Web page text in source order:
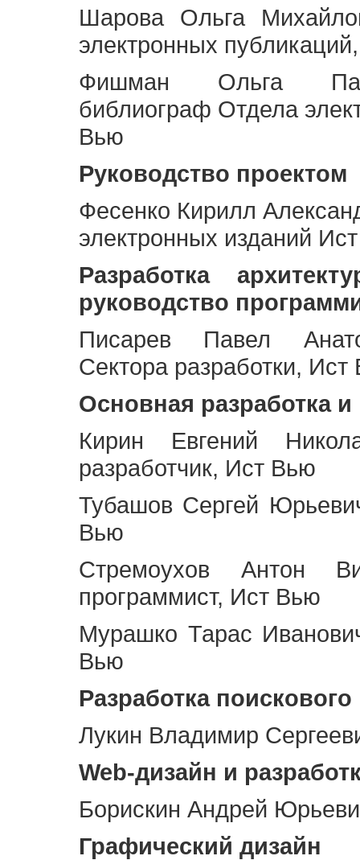
Шарова Ольга
электронных
Фишман Ольга
библиограф Отдела
Вью
Руководство проектом
Фесенко Кирилл
электронных изданий
Разработка
руководство
Писарев Павел
Сектора разработки,
Основная разработка
Кирин Евгений
разработчик, Ист Вью
Тубашов Сергей
Вью
Стремоухов Антон
программист, Ист Вью
Мурашко Тарас
Вью
Разработка
Лукин Владимир
Web-дизайн и
Борискин Андрей
Графический дизайн